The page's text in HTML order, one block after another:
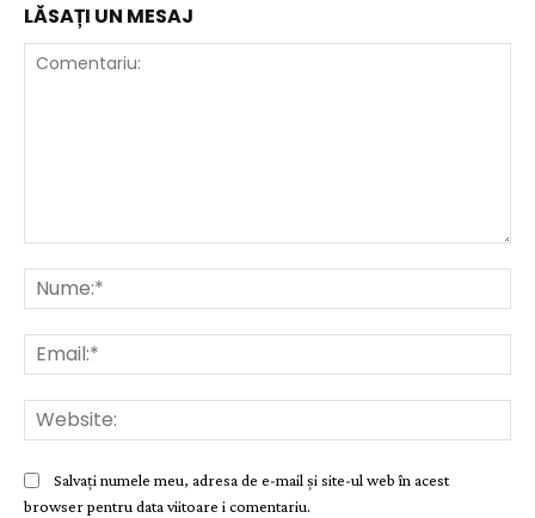
LĂSAȚI UN MESAJ
Salvați numele meu, adresa de e-mail și site-ul web în acest
browser pentru data viitoare i comentariu.